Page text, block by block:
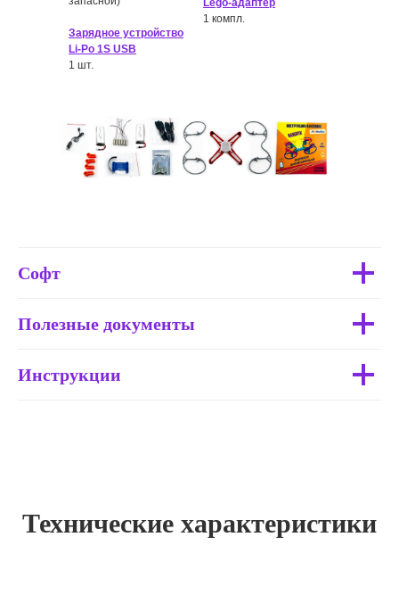
Зарядное устройство
Li-Po 1S USB
1 шт.
Lego-адаптер
1 компл.
Софт
Полезные документы
Инструкции
Технические характеристики